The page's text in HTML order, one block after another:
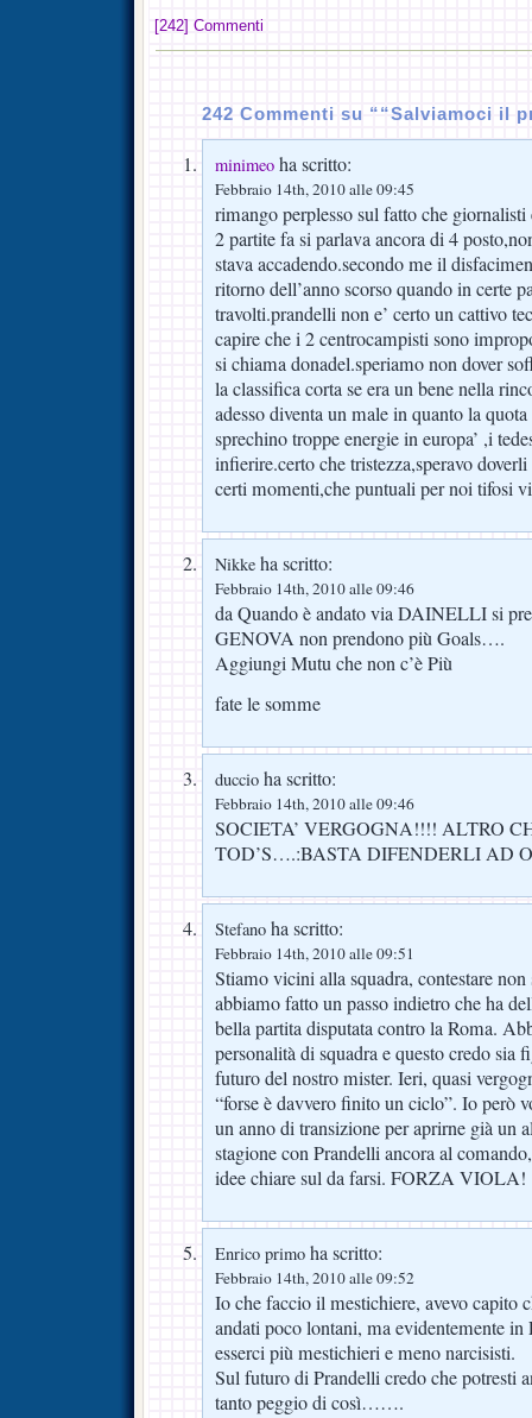
[242] Commenti
242 Commenti su ““Salviamoci il
minimeo ha scritto:
Febbraio 14th, 2010 alle 09:45
rimango perplesso sul fatto che
2 partite fa si parlava ancora di 4
stava accadendo.secondo me il
ritorno dell’anno scorso quando in certe
travolti.prandelli non e’ certo un cattivo
capire che i 2 centrocampisti sono
si chiama donadel.speriamo non dover
la classifica corta se era un bene nella
adesso diventa un male in quanto la
sprechino troppe energie in europa’ ,i
infierire.certo che tristezza,speravo
certi momenti,che puntuali per noi tifosi
Nikke ha scritto:
Febbraio 14th, 2010 alle 09:46
da Quando è andato via DAINELLI si
GENOVA non prendono più Goals….
Aggiungi Mutu che non c’è Più
fate le somme
duccio ha scritto:
Febbraio 14th, 2010 alle 09:46
SOCIETA’ VERGOGNA!!!! ALTRO
TOD’S….:BASTA DIFENDERLI AD
Stefano ha scritto:
Febbraio 14th, 2010 alle 09:51
Stiamo vicini alla squadra, contestare non
abbiamo fatto un passo indietro che ha
bella partita disputata contro la Roma.
personalità di squadra e questo credo sia
futuro del nostro mister. Ieri, quasi
“forse è davvero finito un ciclo”. Io però
un anno di transizione per aprirne già un
stagione con Prandelli ancora al
idee chiare sul da farsi. FORZA VIOLA!
Enrico primo ha scritto:
Febbraio 14th, 2010 alle 09:52
Io che faccio il mestichiere, avevo capito
andati poco lontani, ma evidentemente in
esserci più mestichieri e meno narcisisti.
Sul futuro di Prandelli credo che potresti
tanto peggio di così…….